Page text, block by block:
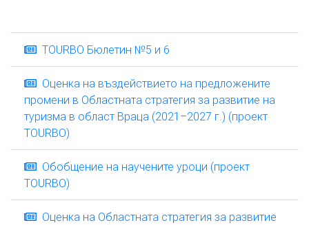
TOURBO Бюлетин №5 и 6
Оценка на въздействието на предложените
промени в Областната стратегия за развитие на
туризма в област Враца (2021–2027 г.) (проект
TOURBO)
Обобщение на научените уроци (проект
TOURBO)
Оценка на Областната стратегия за развитие